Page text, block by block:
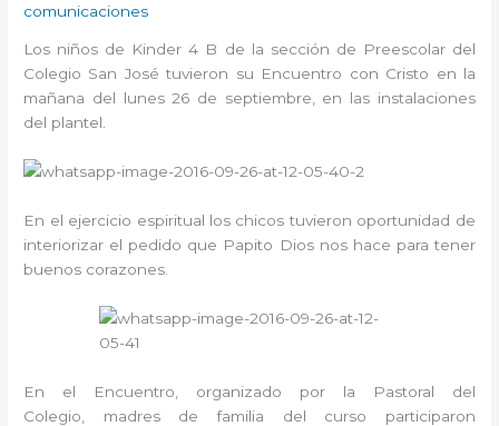
comunicaciones
Los niños de Kinder 4 B de la sección de Preescolar del
Colegio San José tuvieron su Encuentro con Cristo en la
mañana del lunes 26 de septiembre, en las instalaciones
del plantel.
En el ejercicio espiritual los chicos tuvieron oportunidad de
interiorizar el pedido que Papito Dios nos hace para tener
buenos corazones.
En el Encuentro, organizado por la Pastoral del
Colegio, madres de familia del curso participaron